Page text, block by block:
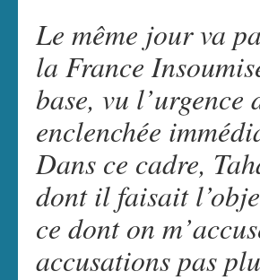
Le même jour va
la France
base, vu
enclenchée
Dans ce cadre,
dont il faisait
ce dont on
accusations pas